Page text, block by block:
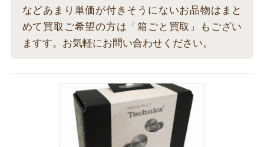
などあまり単価が付きそうにないお品物はまと
めて買取ご希望の方は「箱ごと買取」もござい
ますす。お気軽にお問い合わせください。